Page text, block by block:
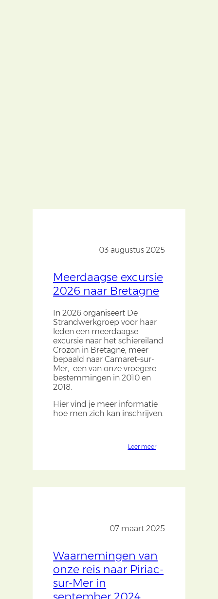
03 augustus 2025
Meerdaagse excursie
2026 naar Bretagne
In 2026 organiseert De
Strandwerkgroep voor haar
leden een meerdaagse
excursie naar het schiereiland
Crozon in Bretagne, meer
bepaald naar Camaret–sur-
Mer, eenvan onze vroegere
bestemmingen in 2010 en
2018.
Hier vind je meer informatie
hoe men zich kan inschrijven.
Leer meer
07 maart 2025
Waarnemingen van
onze reis naar Piriac-
sur-Mer in